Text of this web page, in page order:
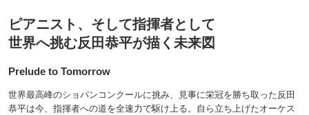
ピアニスト、そして指揮者として
世界へ挑む反田恭平が描く未来図
Prelude to Tomorrow
世界最高峰のショパンコンクールに挑み、見事に栄冠を勝ち取った反田
恭平は今、指揮者への道を全速力で駆け上る。自ら立ち上げたオーケス